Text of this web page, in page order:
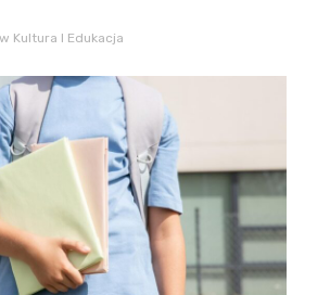
w Kultura I Edukacja